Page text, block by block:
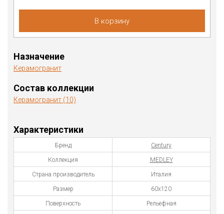
В корзину
Назначение
Керамогранит
Состав коллекции
Керамогранит (10)
Характеристики
Бренд Century
Коллекция MEDLEY
Страна производитель Италия
Размер 60x120
Поверхность Рельефная